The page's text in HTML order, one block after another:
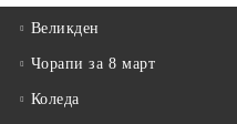
Великден
Чорапи за 8 март
Коледа